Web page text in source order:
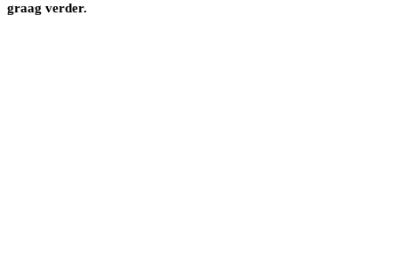
graag verder.